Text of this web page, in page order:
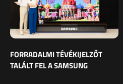
FORRADALMI TÉVÉKIJELZŐT
TALÁLT FEL A SAMSUNG